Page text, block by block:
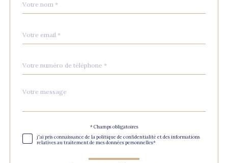
par
*
*
*
Fieldset
Message
*
* Champs obligatoires
j'ai pris connaissance de la politique de confidentialité et des informations
relatives au traitement de mes données personnelles*